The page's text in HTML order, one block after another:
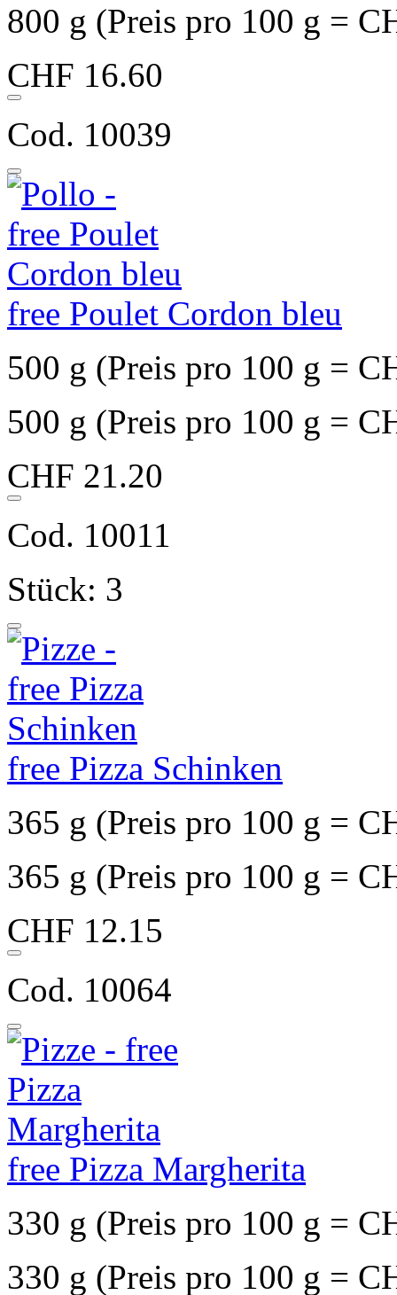
800 g (Preis pro 100 g =
CHF 16.60
Cod. 10039
free Poulet Cordon bleu
500 g (Preis pro 100 g =
500 g (Preis pro 100 g =
CHF 21.20
Cod. 10011
Stück: 3
free Pizza Schinken
365 g (Preis pro 100 g =
365 g (Preis pro 100 g =
CHF 12.15
Cod. 10064
free Pizza Margherita
330 g (Preis pro 100 g =
330 g (Preis pro 100 g =